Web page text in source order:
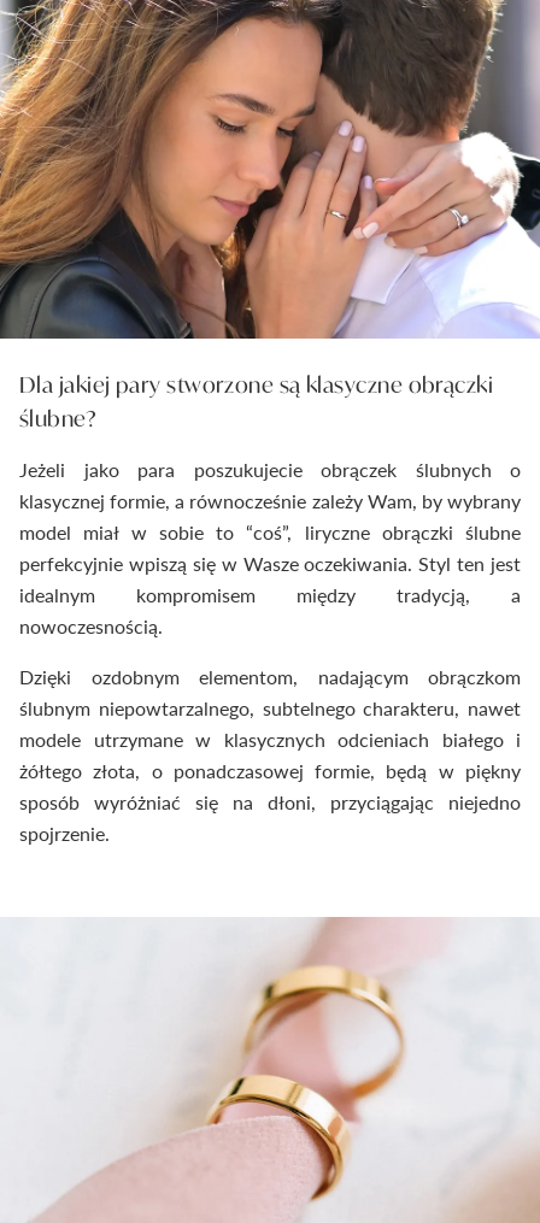
Dla jakiej pary stworzone są klasyczne obrączki
ślubne?
Jeżeli jako para poszukujecie obrączek ślubnych o
klasycznej formie, a równocześnie zależy Wam, by wybrany
model miał w sobie to “coś”, liryczne obrączki ślubne
perfekcyjnie wpiszą się w Wasze oczekiwania. Styl ten jest
idealnym kompromisem między tradycją, a
nowoczesnością.
Dzięki ozdobnym elementom, nadającym obrączkom
ślubnym niepowtarzalnego, subtelnego charakteru, nawet
modele utrzymane w klasycznych odcieniach białego i
żółtego złota, o ponadczasowej formie, będą w piękny
sposób wyróżniać się na dłoni, przyciągając niejedno
spojrzenie.